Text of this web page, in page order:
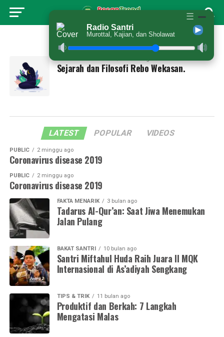
All posts tagged "Tradisi"
Sejarah dan Filosofi Rebo Wekasan.
LATEST POPULAR VIDEOS
PUBLIC 2 minggu ago
Coronavirus disease 2019
PUBLIC 2 minggu ago
Coronavirus disease 2019
FAKTA MENARIK 3 bulan ago
Tadarus Al-Qur’an: Saat Jiwa Menemukan
Jalan Pulang
BAKAT SANTRI 10 bulan ago
Santri Miftahul Huda Raih Juara II MQK
Internasional di As’adiyah Sengkang
TIPS & TRIK 11 bulan ago
Produktif dan Berkah: 7 Langkah
Mengatasi Malas
☰
Radio Santri
Murottal, Kajian, dan Sholawat